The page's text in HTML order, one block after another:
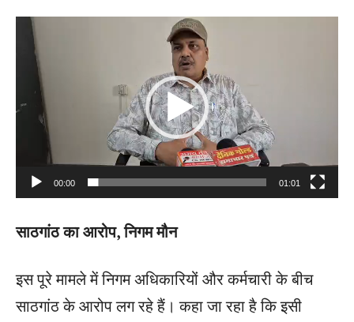
e
y
e
r
00:00 01:01
साठगांठ का आरोप, निगम मौन
इस पूरे मामले में निगम अधिकारियों और कर्मचारी के बीच
साठगांठ के आरोप लग रहे हैं। कहा जा रहा है कि इसी